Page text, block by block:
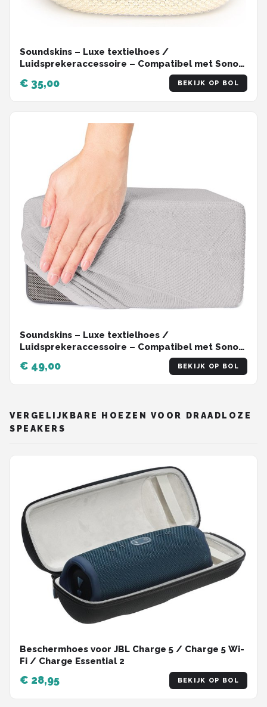
Soundskins – Luxe textielhoes /
Luidsprekeraccessoire – Compatibel met Sonos
€ 35,00 BEKIJK OP BOL
Soundskins – Luxe textielhoes /
Luidsprekeraccessoire – Compatibel met Sonos
€ 49,00 BEKIJK OP BOL
VERGELIJKBARE HOEZEN VOOR DRAADLOZE
SPEAKERS
Beschermhoes voor JBL Charge 5 / Charge 5 Wi-
Fi / Charge Essential 2
€ 28,95 BEKIJK OP BOL